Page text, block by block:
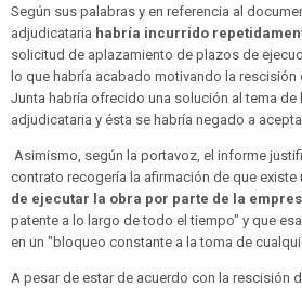
Según sus palabras y en referencia al
adjudicataria habría incurrido
solicitud de aplazamiento de plazos de
lo que habría acabado motivando la rescisión
Junta habría ofrecido una solución al tema de
adjudicataria y ésta se habría negado a
Asimismo, según la portavoz, el informe
contrato recogería la afirmación de que existe
de ejecutar la obra por parte de la
patente a lo largo de todo el tiempo" y que
en un "bloqueo constante a la toma de
A pesar de estar de acuerdo con la rescisión